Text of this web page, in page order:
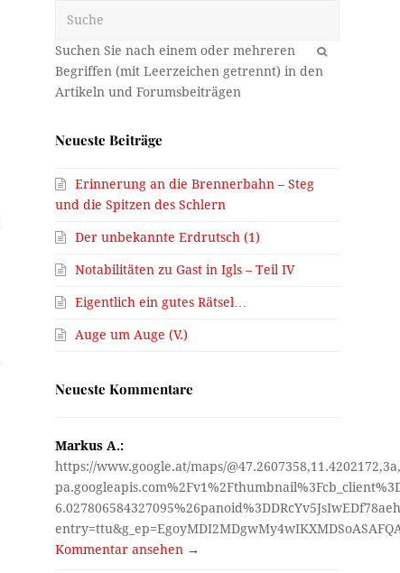
OK
Neueste Beiträge
Erinnerung an die Brennerbahn – Steg
und die Spitzen des Schlern
Der unbekannte Erdrutsch (1)
Notabilitäten zu Gast in Igls – Teil IV
Eigentlich ein gutes Rätsel…
Auge um Auge (V.)
Neueste Kommentare
Markus A.:
https://www.google.at/maps/
Kommentar ansehen →